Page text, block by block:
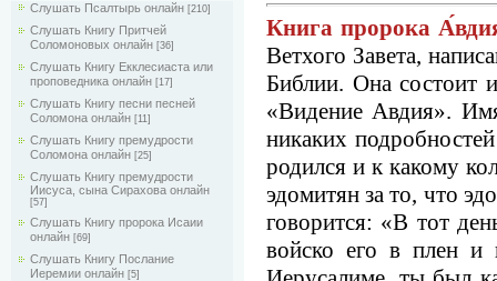
Слушать Псалтырь онлайн [210]
Слушать Книгу Притчей
Соломоновых онлайн [36]
Слушать Книгу Екклесиаста или
проповедника онлайн [17]
Слушать Книгу песни песней
Соломона онлайн [11]
Слушать Книгу премудрости
Соломона онлайн [25]
Слушать Книгу премудрости
Иисуса, сына Сирахова онлайн
[57]
Слушать Книгу пророка Исаии
онлайн [69]
Слушать Книгу Послание
Иеремии онлайн [5]
Книга пророка
Ветхого Завета,
Библии. Она состоит
«Видение Авдия».
никаких
родился и к какому
эдомитян за то, что
говорится: «В тот
войско его в плен и